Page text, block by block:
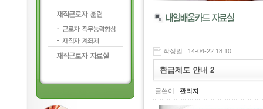
작성일 : 14-04-22 18:10
환급제도 안내 2
글쓴이 : 관리자